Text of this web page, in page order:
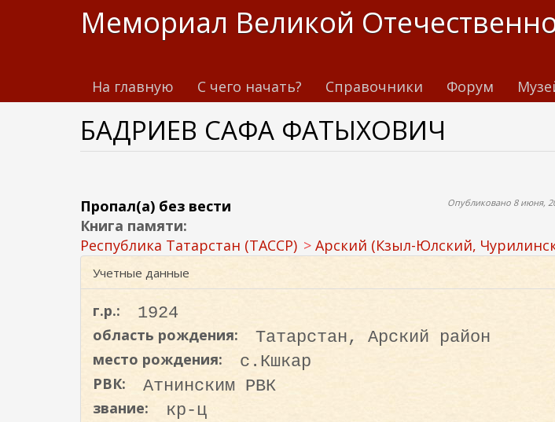
т
Мемориал Великой
На главную С чего начать? Справочники Форум
БАДРИЕВ САФА ФАТЫХОВИЧ
Опубликовано 8 июня,
Пропал(а) без вести
Книга памяти:
Республика Татарстан (ТАССР)
Арский (Кзыл-Юлский,
Учетные данные
г.р.: 1924
область рождения: Татарстан, Арский район
место рождения: с.Кшкар
РВК: Атнинским РВК
звание: кр-ц